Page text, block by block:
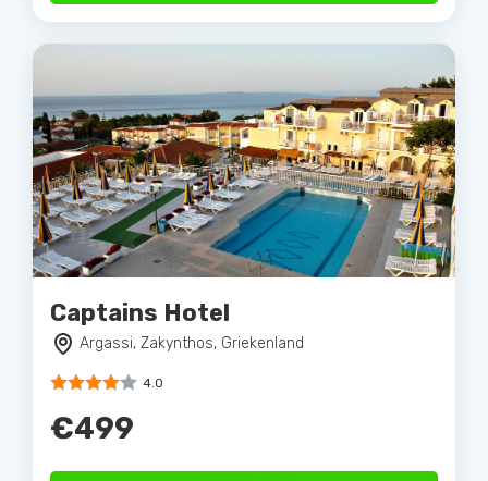
Captains Hotel
Argassi, Zakynthos, Griekenland
4.0
€499